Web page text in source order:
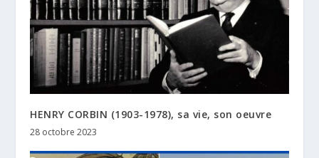
HENRY CORBIN (1903-1978), sa vie, son oeuvre
28 octobre 2023